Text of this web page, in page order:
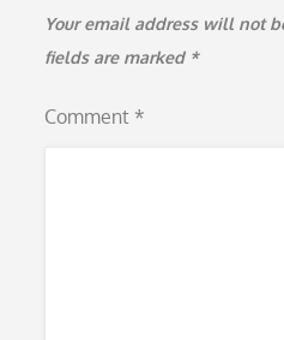
Your email address will not
fields are marked *
Comment *